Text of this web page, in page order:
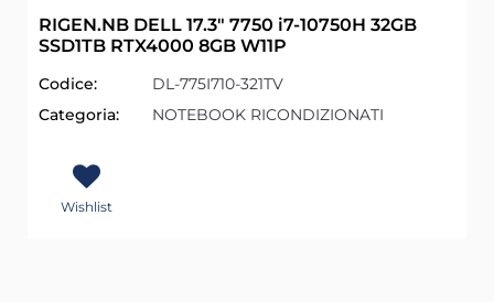
RIGEN.NB DELL 17.3" 7750 i7-10750H 32GB
SSD1TB RTX4000 8GB W11P
Codice:
DL-775I710-321TV
Categoria:
NOTEBOOK RICONDIZIONATI
Wishlist